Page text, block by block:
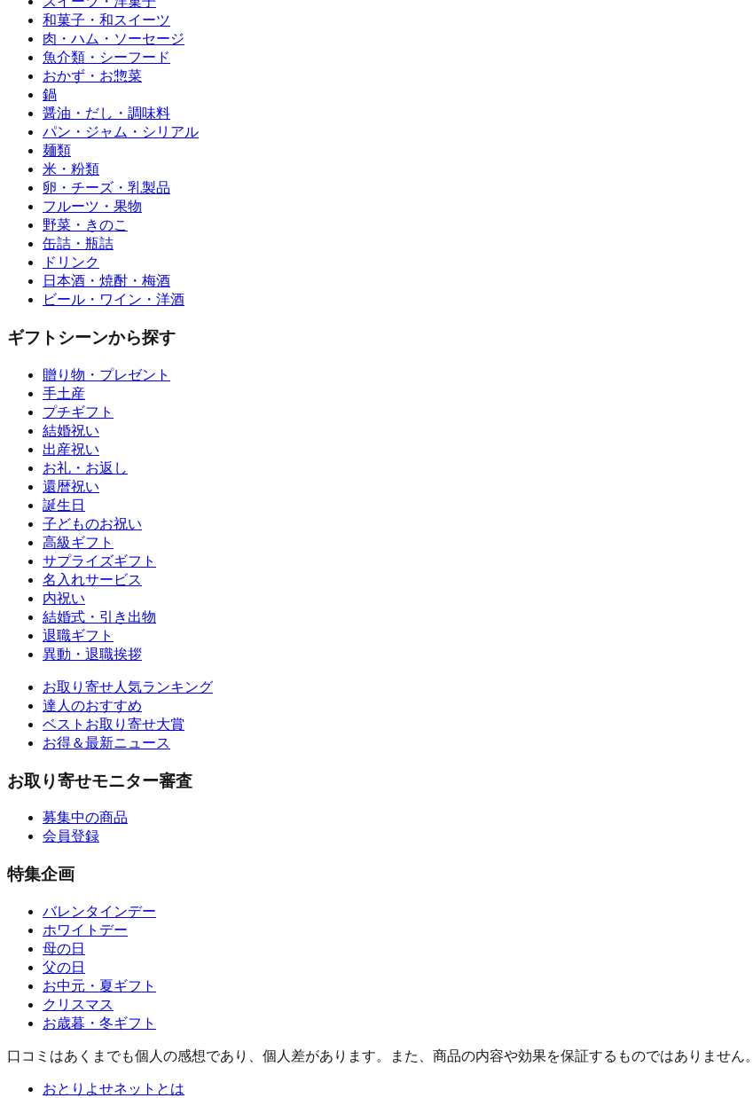
和菓子・和スイーツ
肉・ハム・ソーセージ
魚介類・シーフード
おかず・お惣菜
鍋
醤油・だし・調味料
パン・ジャム・シリアル
麺類
米・粉類
卵・チーズ・乳製品
フルーツ・果物
野菜・きのこ
缶詰・瓶詰
ドリンク
日本酒・焼酎・梅酒
ビール・ワイン・洋酒
ギフトシーンから探す
贈り物・プレゼント
手土産
プチギフト
結婚祝い
出産祝い
お礼・お返し
還暦祝い
誕生日
子どものお祝い
高級ギフト
サプライズギフト
名入れサービス
内祝い
結婚式・引き出物
退職ギフト
異動・退職挨拶
お取り寄せ人気ランキング
達人のおすすめ
ベストお取り寄せ大賞
お得＆最新ニュース
お取り寄せモニター審査
募集中の商品
会員登録
特集企画
バレンタインデー
ホワイトデー
母の日
父の日
お中元・夏ギフト
クリスマス
お歳暮・冬ギフト
口コミはあくまでも個人の感想であり、個人差があります。また、商品の内容や効果を保証するものではありません。
おとりよせネットとは